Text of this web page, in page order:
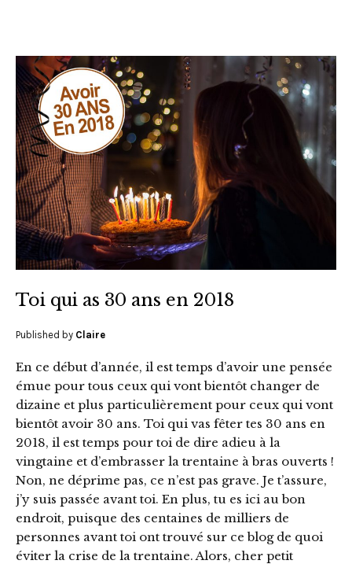
Toi qui as 30 ans en 2018
Published by Claire
En ce début d’année, il est temps d’avoir une pensée
émue pour tous ceux qui vont bientôt changer de
dizaine et plus particulièrement pour ceux qui vont
bientôt avoir 30 ans. Toi qui vas fêter tes 30 ans en
2018, il est temps pour toi de dire adieu à la
vingtaine et d’embrasser la trentaine à bras ouverts !
Non, ne déprime pas, ce n’est pas grave. Je t’assure,
j’y suis passée avant toi. En plus, tu es ici au bon
endroit, puisque des centaines de milliers de
personnes avant toi ont trouvé sur ce blog de quoi
éviter la crise de la trentaine. Alors, cher petit